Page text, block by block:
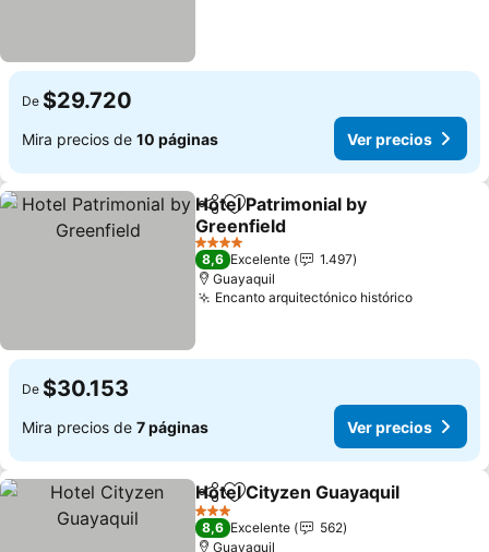
De $29.720
Mira precios de 10 páginas Ver precios
CompartirAgregar a favoritos
Hotel Patrimonial by
Greenfield
4 Estrellas
8,6 Excelente
1.497
Guayaquil
Encanto arquitectónico histórico
De $30.153
Mira precios de 7 páginas Ver precios
CompartirAgregar a favoritos
Hotel Cityzen Guayaquil
3 Estrellas
8,6 Excelente
562
Guayaquil